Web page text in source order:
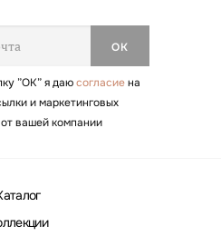
”ОК” я даюсогласиена
и маркетинговых
вашей компании